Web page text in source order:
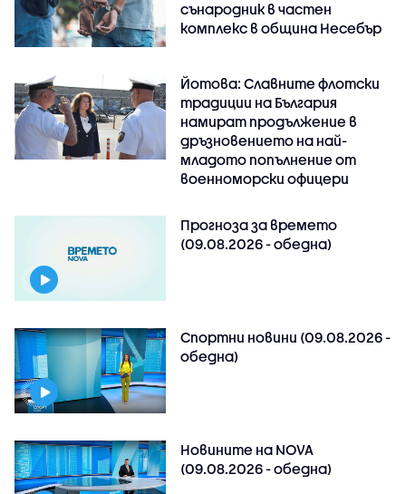
сънародник в частен
комплекс в община Несебър
Йотова: Славните флотски
традиции на България
намират продължение в
дръзновението на най-
младото попълнение от
военноморски офицери
Прогноза за времето
(09.08.2026 - обедна)
Спортни новини (09.08.2026 -
обедна)
Новините на NOVA
(09.08.2026 - обедна)